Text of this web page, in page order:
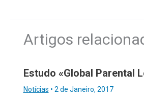
Artigos
Estudo «Global Parental
Notícias • 2 de Janeiro, 2017